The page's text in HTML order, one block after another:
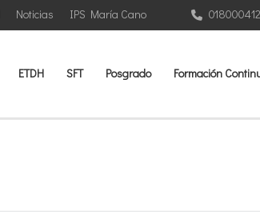
IPS María Cano
Noticias
ETDH SFT Posgrado Formación